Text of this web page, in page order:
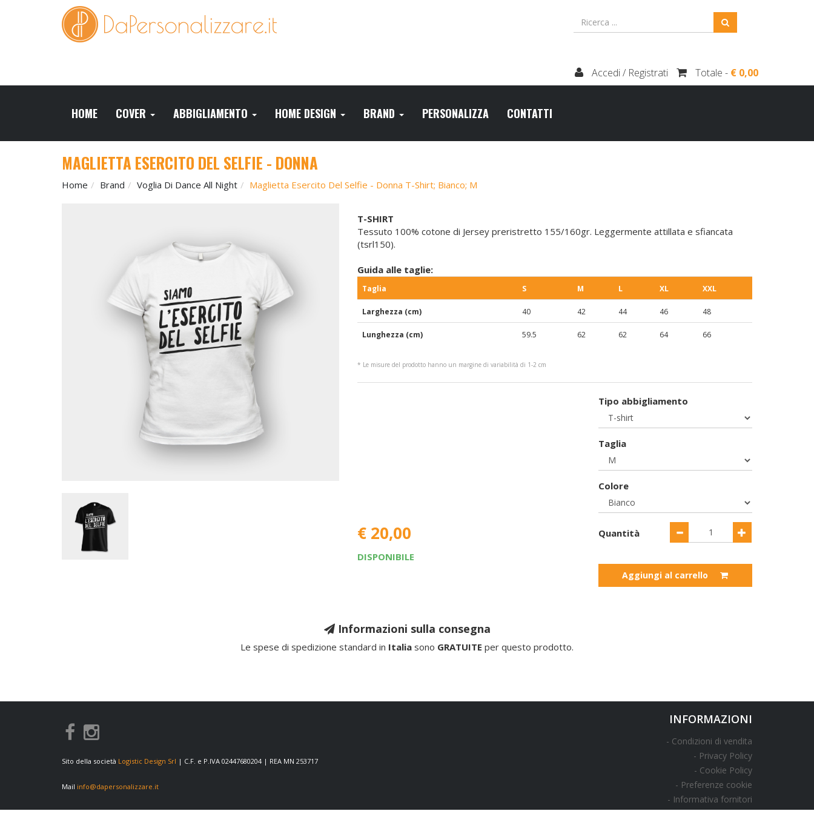
Accedi / Registrati Totale - € 0,00
HOME COVER ABBIGLIAMENTO HOME DESIGN BRAND PERSONALIZZA CONTATTI
MAGLIETTA ESERCITO DEL SELFIE - DONNA
Home Brand Voglia Di Dance All Night Maglietta Esercito Del Selfie - Donna T-Shirt; Bianco; M
T-SHIRT
Tessuto 100% cotone di Jersey preristretto 155/160gr. Leggermente attillata e sfiancata
(tsrl150).
Guida alle taglie:
Taglia S M L XL XXL
Larghezza (cm) 40 42 44 46 48
Lunghezza (cm) 59.5 62 62 64 66
* Le misure del prodotto hanno un margine di variabilità di 1-2 cm
Tipo abbigliamento
Taglia
Colore
€ 20,00
DISPONIBILE
Quantità
Aggiungi al carrello
Informazioni sulla consegna
Le spese di spedizione standard in Italia sono GRATUITE per questo prodotto.
Sito della società Logistic Design Srl | C.F. e P.IVA 02447680204 | REA MN 253717
Mail info@dapersonalizzare.it
INFORMAZIONI
Condizioni di vendita
Privacy Policy
Cookie Policy
Preferenze cookie
Informativa fornitori